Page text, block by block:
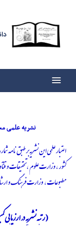
نشریه علمی
کشور ، وزارت علوم ، تحقیقات و
مطبوعات ، وزارت فرهنگ و ارشاد اسلامی به
(رتبه نشریه در